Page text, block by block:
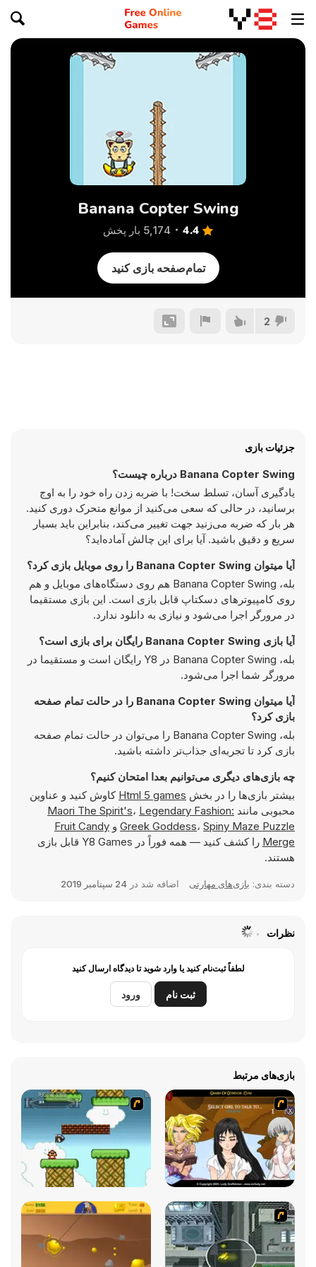
Banana Copter Swing
4.4 5,174 بار پخش
تمام‌صفحه بازی کنید
2
جزئیات بازی
Banana Copter Swing درباره چیست؟
یادگیری آسان، تسلط سخت! با ضربه زدن راه خود را به اوج
برسانید، در حالی که سعی می‌کنید از موانع متحرک دوری کنید.
هر بار که ضربه می‌زنید جهت تغییر می‌کند، بنابراین باید بسیار
سریع و دقیق باشید. آیا برای این چالش آماده‌اید؟
آیا میتوان Banana Copter Swing را روی موبایل بازی کرد؟
بله، Banana Copter Swing هم روی دستگاه‌های موبایل و هم
روی کامپیوترهای دسکتاپ قابل بازی است. این بازی مستقیما
در مرورگر اجرا می‌شود و نیازی به دانلود ندارد.
آیا بازی Banana Copter Swing رایگان برای بازی است؟
بله، Banana Copter Swing در Y8 رایگان است و مستقیما در
مرورگر شما اجرا می‌شود.
آیا میتوان Banana Copter Swing را در حالت تمام صفحه
بازی کرد؟
بله، Banana Copter Swing را می‌توان در حالت تمام صفحه
بازی کرد تا تجربه‌ای جذاب‌تر داشته باشید.
چه بازی‌های دیگری می‌توانیم بعدا امتحان کنیم؟
بیشتر بازی‌ها را در بخش Html 5 games کاوش کنید و عناوین
محبوبی مانند
Maori The Spirit's، Legendary Fashion:
Greek Goddess، Spiny Maze Puzzle و Fruit Candy
Merge
را کشف کنید — همه فوراً در Y8 Games قابل بازی
هستند.
دسته بندی: بازی‌های مهارتی اضافه شد در 24 سپتامبر 2019
نظرات
لطفاً ثبت‌نام کنید یا وارد شوید تا دیدگاه ارسال کنید
ثبت نام ورود
بازی‌های مرتبط